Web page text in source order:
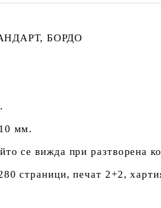
БОРДО
мм.
се вижда при разтворена
страници, печат 2+2,